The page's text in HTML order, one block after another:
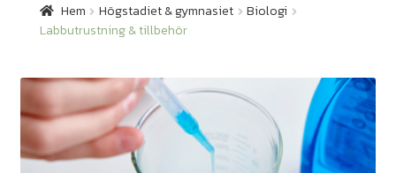
Hem Högstadiet & gymnasiet
Biologi
Labbutrustning & tillbehör